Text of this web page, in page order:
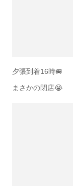
夕張到着16時🚐
まさかの閉店😭